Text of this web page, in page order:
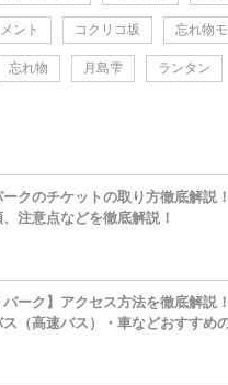
ント コクリコ坂 忘れ物
忘れ物 月島雫 ランタン
ークのチケットの取り方徹底解説
注意点などを徹底解説！
パーク】アクセス方法を徹底解説
（高速バス）・車などおすすめ